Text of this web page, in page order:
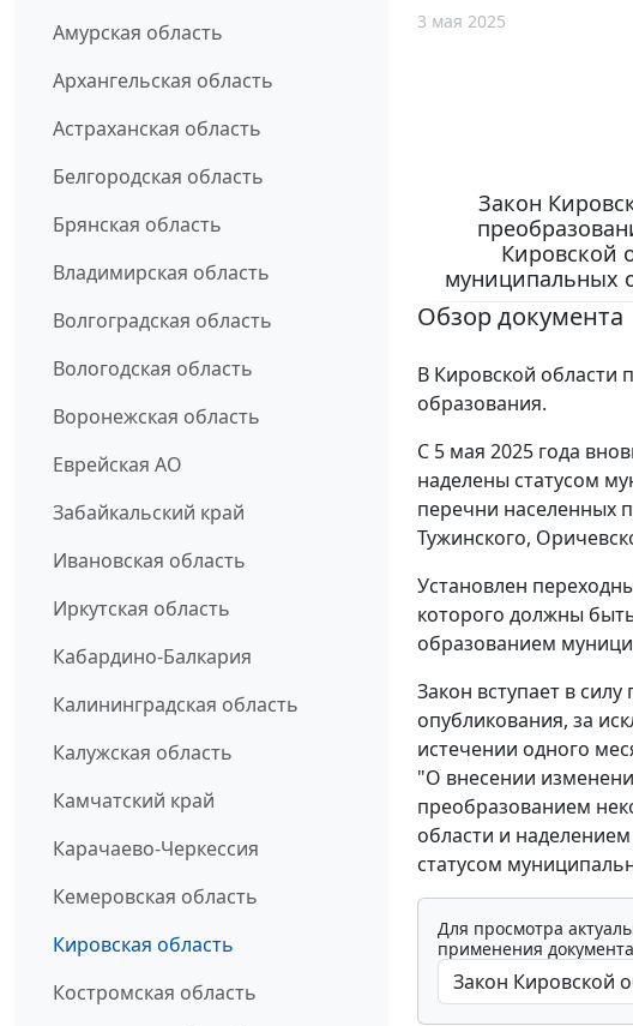
Амурская область
Архангельская область
Астраханская область
Белгородская область
Брянская область
Владимирская область
Волгоградская область
Вологодская область
Воронежская область
Еврейская АО
Забайкальский край
Ивановская область
Иркутская область
Кабардино-Балкария
Калининградская область
Калужская область
Камчатский край
Карачаево-Черкессия
Кемеровская область
Кировская область
Костромская область
3 мая 2025
Закон
Кировской
муниципальных
Обзор документа
В Кировской
образования.
С 5 мая 2025 года
наделены статусом
перечни населенных
Тужинского,
Установлен
которого должны
образованием
Закон вступает в
опубликования, за
истечении одного
"О внесении
преобразованием
области и
статусом
Для просмотра
применения